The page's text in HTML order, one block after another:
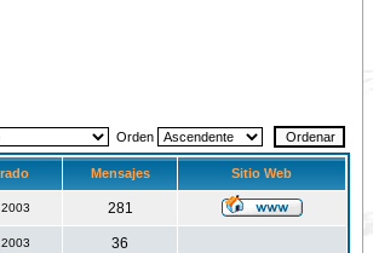
Orden
Mensajes Sitio Web
281
36